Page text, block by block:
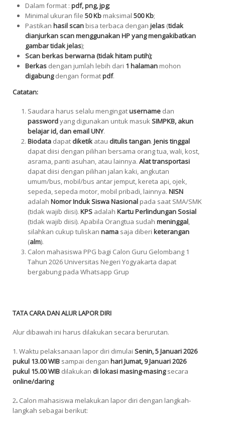
Dalam format : pdf, png, jpg;
Minimal ukuran file 50 Kb maksimal 500 Kb;
Pastikan hasil scan bisa terbaca dengan jelas (tidak
dianjurkan scan menggunakan HP yang mengakibatkan
gambar tidak jelas);
Scan berkas berwarna (tidak hitam putih);
Berkas dengan jumlah lebih dari 1 halaman mohon
digabungdengan formatpdf.
Catatan:
Saudara harus selalu mengingatusername dan
passwordyang digunakan untuk masukSIMPKB, akun
belajar id, dan email UNY.
Biodata dapat diketik atau ditulis tangan. Jenis tinggal
dapat diisi dengan pilihan bersama orang tua, wali, kost,
asrama, panti asuhan, atau lainnya. Alat transportasi
dapat diisi dengan pilihan jalan kaki, angkutan
umum/bus, mobil/bus antar jemput, kereta api, ojek,
sepeda, sepeda motor, mobil pribadi, lainnya. NISN
adalah Nomor Induk SiswaNasional pada saat SMA/SMK
(tidak wajib diisi). KPS adalah Kartu Perlindungan Sosial
(tidak wajib diisi). Apabila Orangtua sudah meninggal,
silahkan cukup tuliskan nama saja diberi keterangan
(alm).
Calon mahasiswa PPG bagi Calon Guru Gelombang 1
Tahun 2026 Universitas Negeri Yogyakarta dapat
bergabung pada Whatsapp Grup
TATA CARA DAN ALUR LAPOR DIRI
Alur dibawah ini harus dilakukan secara berurutan.
1. Waktu pelaksanaan lapor diri dimulai Senin, 5 Januari 2026
pukul 13.00 WIB sampai dengan hari Jumat, 9 Januari 2026
pukul 15.00 WIB dilakukan di lokasi masing-masingsecara
online/daring
2. Calon mahasiswa melakukan lapor diri dengan langkah-
langkah sebagai berikut: